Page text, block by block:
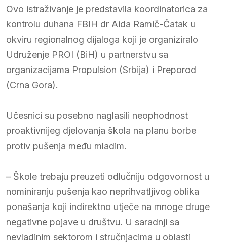
Ovo istraživanje je predstavila koordinatorica za
kontrolu duhana FBIH dr Aida Ramič-Čatak u
okviru regionalnog dijaloga koji je organiziralo
Udruženje PROI (BiH) u partnerstvu sa
organizacijama Propulsion (Srbija) i Preporod
(Crna Gora).
Učesnici su posebno naglasili neophodnost
proaktivnijeg djelovanja škola na planu borbe
protiv pušenja među mladim.
– Škole trebaju preuzeti odlučniju odgovornost u
nominiranju pušenja kao neprihvatljivog oblika
ponašanja koji indirektno utječe na mnoge druge
negativne pojave u društvu. U saradnji sa
nevladinim sektorom i stručnjacima u oblasti